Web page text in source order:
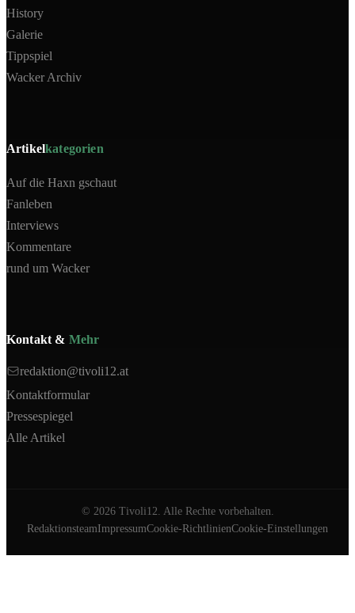
History
Galerie
Tippspiel
Wacker Archiv
Artikelkategorien
Auf die Haxn gschaut
Fanleben
Interviews
Kommentare
rund um Wacker
Kontakt & Mehr
redaktion@tivoli12.at
Kontaktformular
Pressespiegel
Alle Artikel
© 2026Tivoli12. Alle Rechte vorbehalten.
RedaktionsteamImpressumCookie-RichtlinienCookie-Einstellungen